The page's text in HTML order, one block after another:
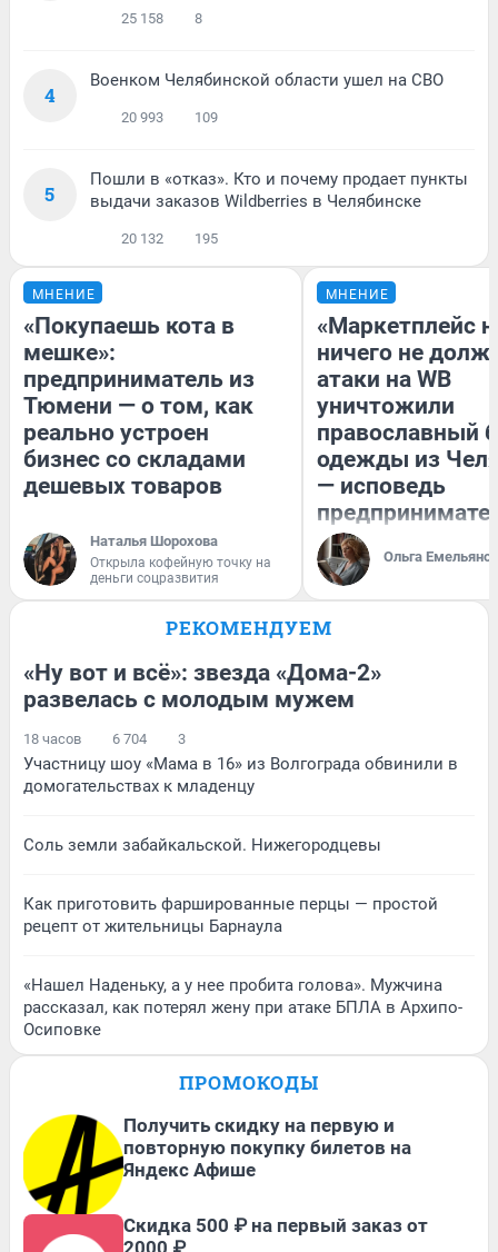
25 158 8
4
Военком Челябинской области ушел на СВО
20 993 109
5
Пошли в «отказ». Кто и почему продает пункты
выдачи заказов Wildberries в Челябинске
20 132 195
МНЕНИЕ
«Покупаешь кота в
мешке»:
предприниматель из
Тюмени — о том, как
реально устроен
бизнес со складами
дешевых товаров
Наталья Шорохова
Открыла кофейную точку на
деньги соцразвития
МНЕНИЕ
«Маркетплейс
ничего не
атаки на WB
уничтожили
православный
одежды из
— исповедь
Ольга
РЕКОМЕНДУЕМ
«Ну вот и всё»: звезда «Дома-2»
развелась с молодым мужем
18 часов 6 704 3
Участницу шоу «Мама в 16» из Волгограда обвинили в
домогательствах к младенцу
Соль земли забайкальской. Нижегородцевы
Как приготовить фаршированные перцы — простой
рецепт от жительницы Барнаула
«Нашел Наденьку, а у нее пробита голова». Мужчина
рассказал, как потерял жену при атаке БПЛА в Архипо-
Осиповке
ПРОМОКОДЫ
Получить скидку на первую и
повторную покупку билетов на
Яндекс Афише
Скидка 500 ₽ на первый заказ от
2000 ₽